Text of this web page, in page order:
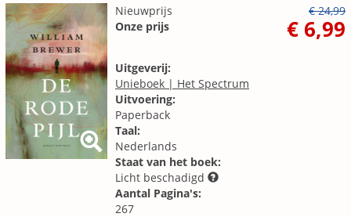
Nieuwprijs
€ 24,99
Onze prijs
€ 6,99
Uitgeverij:
Unieboek | Het Spectrum
Uitvoering:
Paperback
Taal:
Nederlands
Staat van het boek:
Licht beschadigd
Aantal Pagina's:
267